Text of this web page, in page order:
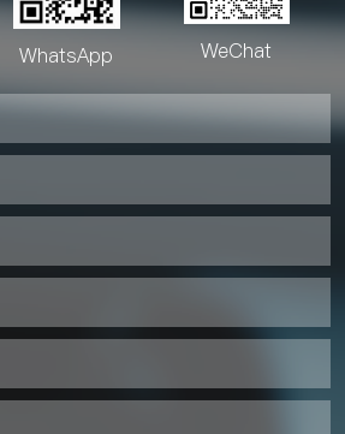
WhatsApp WeChat